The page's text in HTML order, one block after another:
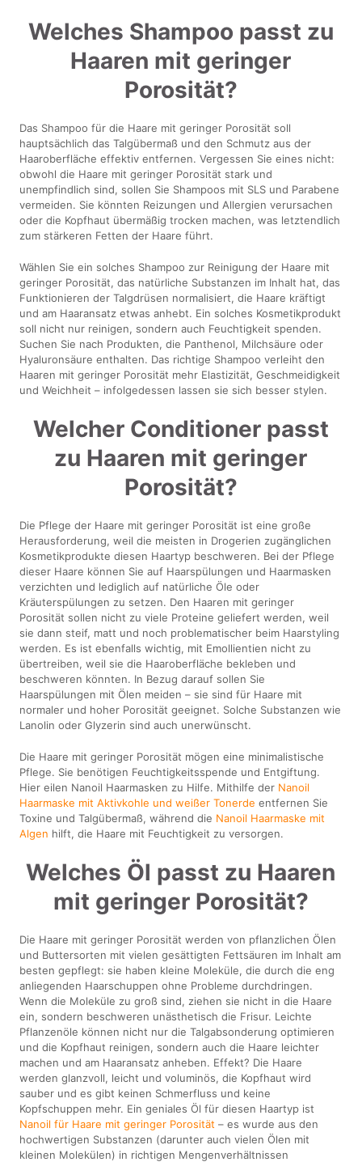
Welches Shampoo passt zu
Haaren mit geringer
Porosität?
Das Shampoo für die Haare mit geringer Porosität soll
hauptsächlich das Talgübermaß und den Schmutz aus der
Haaroberfläche effektiv entfernen. Vergessen Sie eines nicht:
obwohl die Haare mit geringer Porosität stark und
unempfindlich sind, sollen Sie Shampoos mit SLS und Parabene
vermeiden. Sie könnten Reizungen und Allergien verursachen
oder die Kopfhaut übermäßig trocken machen, was letztendlich
zum stärkeren Fetten der Haare führt.
Wählen Sie ein solches Shampoo zur Reinigung der Haare mit
geringer Porosität, das natürliche Substanzen im Inhalt hat, das
Funktionieren der Talgdrüsen normalisiert, die Haare kräftigt
und am Haaransatz etwas anhebt. Ein solches Kosmetikprodukt
soll nicht nur reinigen, sondern auch Feuchtigkeit spenden.
Suchen Sie nach Produkten, die Panthenol, Milchsäure oder
Hyaluronsäure enthalten. Das richtige Shampoo verleiht den
Haaren mit geringer Porosität mehr Elastizität, Geschmeidigkeit
und Weichheit – infolgedessen lassen sie sich besser stylen.
Welcher Conditioner passt
zu Haaren mit geringer
Porosität?
Die Pflege der Haare mit geringer Porosität ist eine große
Herausforderung, weil die meisten in Drogerien zugänglichen
Kosmetikprodukte diesen Haartyp beschweren. Bei der Pflege
dieser Haare können Sie auf Haarspülungen und Haarmasken
verzichten und lediglich auf natürliche Öle oder
Kräuterspülungen zu setzen. Den Haaren mit geringer
Porosität sollen nicht zu viele Proteine geliefert werden, weil
sie dann steif, matt und noch problematischer beim Haarstyling
werden. Es ist ebenfalls wichtig, mit Emollientien nicht zu
übertreiben, weil sie die Haaroberfläche bekleben und
beschweren könnten. In Bezug darauf sollen Sie
Haarspülungen mit Ölen meiden – sie sind für Haare mit
normaler und hoher Porosität geeignet. Solche Substanzen wie
Lanolin oder Glyzerin sind auch unerwünscht.
Die Haare mit geringer Porosität mögen eine minimalistische
Pflege. Sie benötigen Feuchtigkeitsspende und Entgiftung.
Hier eilen Nanoil Haarmasken zu Hilfe. Mithilfe der Nanoil
Haarmaske mit Aktivkohle und weißer Tonerde entfernen Sie
Toxine und Talgübermaß, während die Nanoil Haarmaske mit
Algen hilft, die Haare mit Feuchtigkeit zu versorgen.
Welches Öl passt zu Haaren
mit geringer Porosität?
Die Haare mit geringer Porosität werden von pflanzlichen Ölen
und Buttersorten mit vielen gesättigten Fettsäuren im Inhalt am
besten gepflegt: sie haben kleine Moleküle, die durch die eng
anliegenden Haarschuppen ohne Probleme durchdringen.
Wenn die Moleküle zu groß sind, ziehen sie nicht in die Haare
ein, sondern beschweren unästhetisch die Frisur. Leichte
Pflanzenöle können nicht nur die Talgabsonderung optimieren
und die Kopfhaut reinigen, sondern auch die Haare leichter
machen und am Haaransatz anheben. Effekt? Die Haare
werden glanzvoll, leicht und voluminös, die Kopfhaut wird
sauber und es gibt keinen Schmerfluss und keine
Kopfschuppen mehr. Ein geniales Öl für diesen Haartyp ist
Nanoil für Haare mit geringer Porosität – es wurde aus den
hochwertigen Substanzen (darunter auch vielen Ölen mit
kleinen Molekülen) in richtigen Mengenverhältnissen